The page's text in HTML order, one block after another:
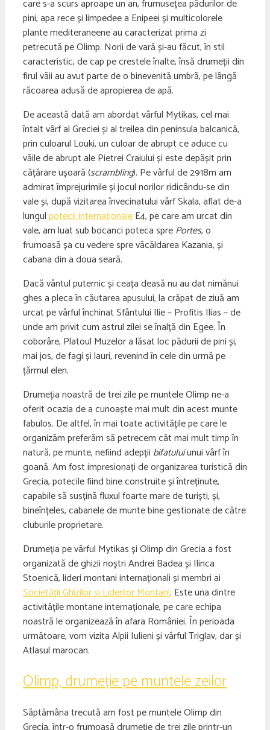
care s-a scurs aproape un an, frumusețea pădurilor de
pini, apa rece și limpedee a Enipeei și multicolorele
plante mediteraneene au caracterizat prima zi
petrecută pe Olimp. Norii de vară și-au făcut, în stil
caracteristic, de cap pe crestele înalte, însă drumeții din
firul văii au avut parte de o binevenită umbră, pe lângă
răcoarea adusă de apropierea de apă.
De această dată am abordat vârful Mytikas, cel mai
întalt vârf al Greciei și al treilea din peninsula balcanică,
prin culoarul Louki, un culoar de abrupt ce aduce cu
văile de abrupt ale Pietrei Craiului și este depășit prin
cățărare ușoară (scrambling). Pe vârful de 2918m am
admirat împrejurimile și jocul norilor ridicându-se din
vale și, după vizitarea învecinatului vârf Skala, aflat de-a
lungulpotecii internaționaleE4, pe care am urcat din
vale, am luat sub bocanci poteca sprePortes, o
frumoasă șa cu vedere spre vâcăldarea Kazania, și
cabana din a doua seară.
Dacă vântul puternic și ceața deasă nu au dat nimănui
ghes a pleca în căutarea apusului, la crăpat de ziuă am
urcat pe vârful închinat Sfântului Ilie – Profitis Ilias – de
unde am privit cum astrul zilei se înalță din Egee. În
coborâre, Platoul Muzelor a lăsat loc pădurii de pini și,
mai jos, de fagi și lauri, revenind în cele din urmă pe
țărmul elen.
Drumeția noastră de trei zile pe muntele Olimp ne-a
oferit ocazia de a cunoaște mai mult din acest munte
fabulos. De altfel, în mai toate activitățile pe care le
organizăm preferăm să petrecem cât mai mult timp în
natură, pe munte, nefiind adepții bifatuluiunui vârf în
goană. Am fost impresionați de organizarea turistică din
Grecia, potecile fiind bine construite și întreținute,
capabile să susțină fluxul foarte mare de turiști, și,
bineînțeles, cabanele de munte bine gestionate de către
cluburile proprietare.
Drumeția pe vârful Mytikas și Olimp din Grecia a fost
organizată de ghizii noștri Andrei Badea și Ilinca
Stoenică, lideri montani internaționali și membri ai
Societății Ghizilor și Liderilor Montani. Este una dintre
activitățile montane internaționale, pe care echipa
noastră le organizează în afara României. În perioada
următoare, vom vizita Alpii Iulieni și vârful Triglav, dar și
Atlasul marocan.
Olimp, drumeție pe muntele zeilor
Săptămâna trecută am fost pe muntele Olimp din